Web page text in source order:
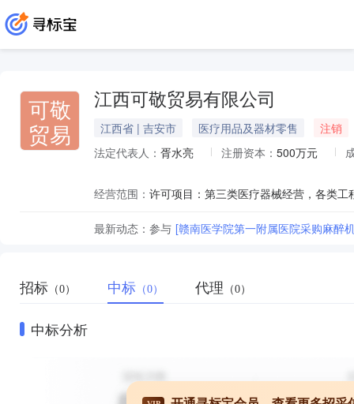
可敬
贸易
江西可敬贸易有限公司
江西省 | 吉安市 医疗用品及器材零售
注销
法定代表人： 胥水亮 注册资本： 500万元
经营范围：
最新动态： 参与 [赣南医学院第一附属医院采购麻醉
招标 （0） 中标 （0） 代理 （0）
中标分析